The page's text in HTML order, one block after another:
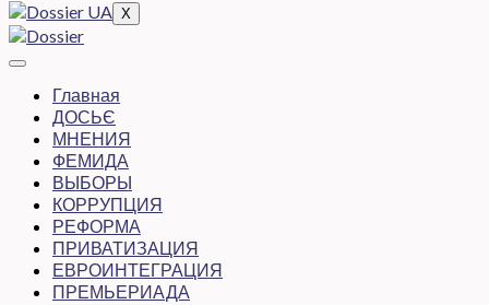
X
Главная
ДОСЬЄ
МНЕНИЯ
ФЕМИДА
ВЫБОРЫ
КОРРУПЦИЯ
РЕФОРМА
ПРИВАТИЗАЦИЯ
ЕВРОИНТЕГРАЦИЯ
ПРЕМЬЕРИАДА